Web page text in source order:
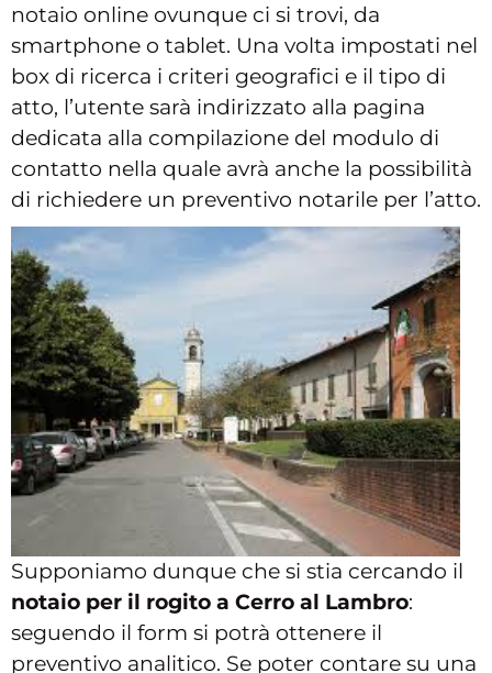
notaio online ovunque ci si trovi, da
smartphone o tablet. Una volta impostati nel
box di ricerca i criteri geografici e il tipo di
atto, l’utente sarà indirizzato alla pagina
dedicata alla compilazione del modulo di
contatto nella quale avrà anche la possibilità
di richiedere un preventivo notarile per l’atto.
Supponiamo dunque che si stia cercando il
notaio per il rogito a Cerro al Lambro:
seguendo il form si potrà ottenere il
preventivo analitico. Se poter contare su una